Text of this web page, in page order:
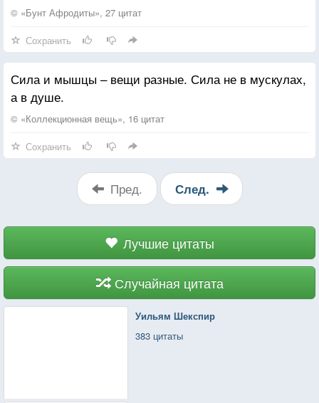
© «Бунт Афродиты», 27 цитат
Сохранить
Сила и мышцы – вещи разные. Сила не в мускулах,
а в душе.
© «Коллекционная вещь», 16 цитат
Сохранить
Пред. След.
Лучшие цитаты
Случайная цитата
Уильям Шекспир
383 цитаты